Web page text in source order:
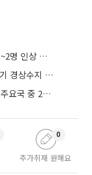
우리금융硏 "8월 기준금리 동결 전망⋯1~2명 인상 소수의견 낼 것"
반도체 날개 달고 날았다⋯'역대급' 상반기 경상수지 흑자 2000억달러 육박
한은 "'또 신기록' 경상수지 흑자, OCED 주요국 중 2위⋯반도체 수출 효과"
추가취재 원해요
0